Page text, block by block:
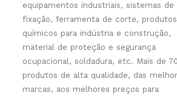
equipamentos industriais, sistemas de
fixação, ferramenta de corte, produtos
químicos para indústria e construção,
material de proteção e segurança
ocupacional, soldadura, etc. Mais de
produtos de alta qualidade, das
marcas, aos melhores preços para